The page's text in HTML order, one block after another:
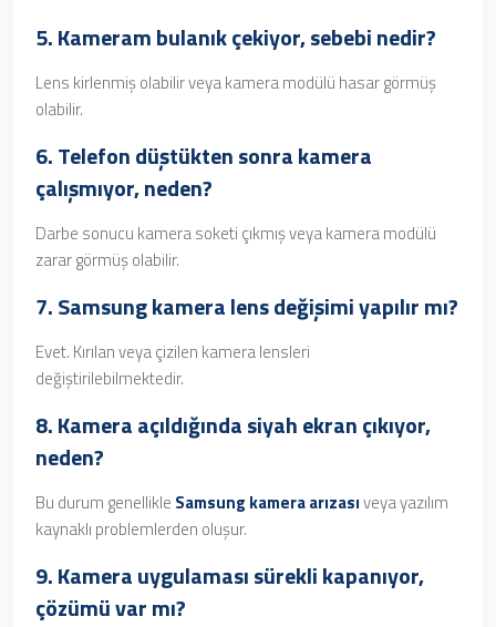
5. Kameram bulanık çekiyor, sebebi nedir?
Lens kirlenmiş olabilir veya kamera modülü hasar görmüş
olabilir.
6. Telefon düştükten sonra kamera
çalışmıyor, neden?
Darbe sonucu kamera soketi çıkmış veya kamera modülü
zarar görmüş olabilir.
7.Samsung kamera lens değişimiyapılır mı?
Evet. Kırılan veya çizilen kamera lensleri
değiştirilebilmektedir.
8. Kamera açıldığında siyah ekran çıkıyor,
neden?
Bu durum genellikle Samsung kamera arızasıveya yazılım
kaynaklı problemlerden oluşur.
9. Kamera uygulaması sürekli kapanıyor,
çözümü var mı?